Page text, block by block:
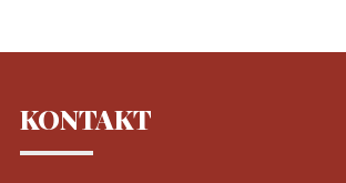
KONTAKT